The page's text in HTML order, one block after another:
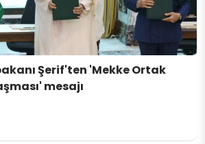
Şerif'ten 'Mekke Ortak
mesajı